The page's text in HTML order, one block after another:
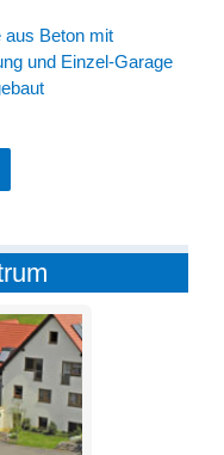
aus Beton mit
und Einzel-Garage